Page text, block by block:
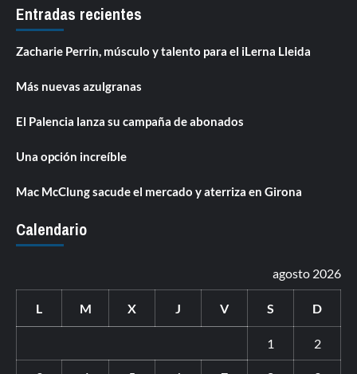
Entradas recientes
Zacharie Perrin, músculo y talento para el iLerna Lleida
Más nuevas azulgranas
El Palencia lanza su campaña de abonados
Una opción increíble
Mac McClung sacude el mercado y aterriza en Girona
Calendario
agosto 2026
L M X J V S D
1 2